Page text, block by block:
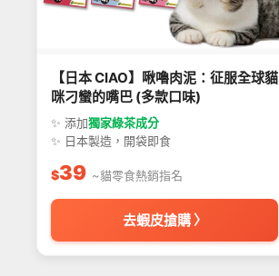
【日本 CIAO】啾嚕肉泥：征服全球貓
咪刁蠻的嘴巴 (多款口味)
✨ 添加獨家綠茶成分
✨ 日本製造，開袋即食
$39 ~貓零食熱銷指名
去蝦皮搶購 〉